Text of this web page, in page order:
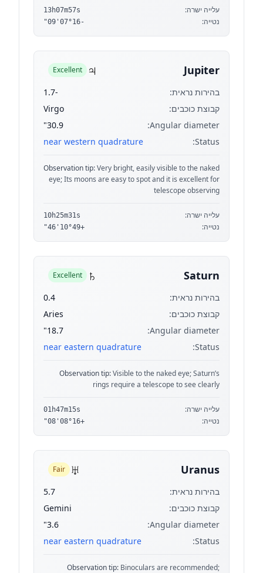
עלייה ישרה: 13h07m57s
נטייה: -07°16'09"
Jupiter
♃
Excellent
בהירות נראית:
-1.7
קבוצת כוכבים:
Virgo
Angular diameter:
30.9"
Status:
near western quadrature
Observation tip:Very bright, easily visible to the naked
eye; Its moons are easy to spot and it is excellent for
telescope observing
עלייה ישרה: 10h25m31s
נטייה: +10°49'46"
Saturn
♄
Excellent
בהירות נראית:
0.4
קבוצת כוכבים:
Aries
Angular diameter:
18.7"
Status:
near eastern quadrature
Observation tip:Visible to the naked eye; Saturn’s
rings require a telescope to see clearly
עלייה ישרה: 01h47m15s
נטייה: +08°16'08"
Uranus
♅
Fair
בהירות נראית:
5.7
קבוצת כוכבים:
Gemini
Angular diameter:
3.6"
Status:
near eastern quadrature
Observation tip: Binoculars are recommended;